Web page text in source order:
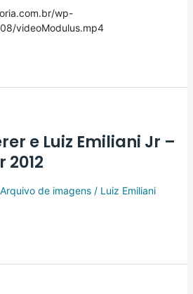
wp-
videoModulus.mp4
e Luiz Emiliani Jr –
2012
Arquivo de imagens/ Luiz Emiliani